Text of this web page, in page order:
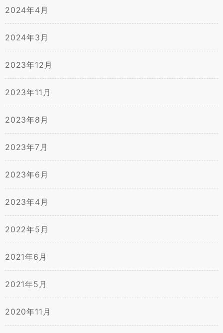
2024年4月
2024年3月
2023年12月
2023年11月
2023年8月
2023年7月
2023年6月
2023年4月
2022年5月
2021年6月
2021年5月
2020年11月